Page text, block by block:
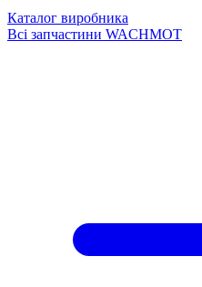
Каталог виробника
Всі запчастини WACHMOT